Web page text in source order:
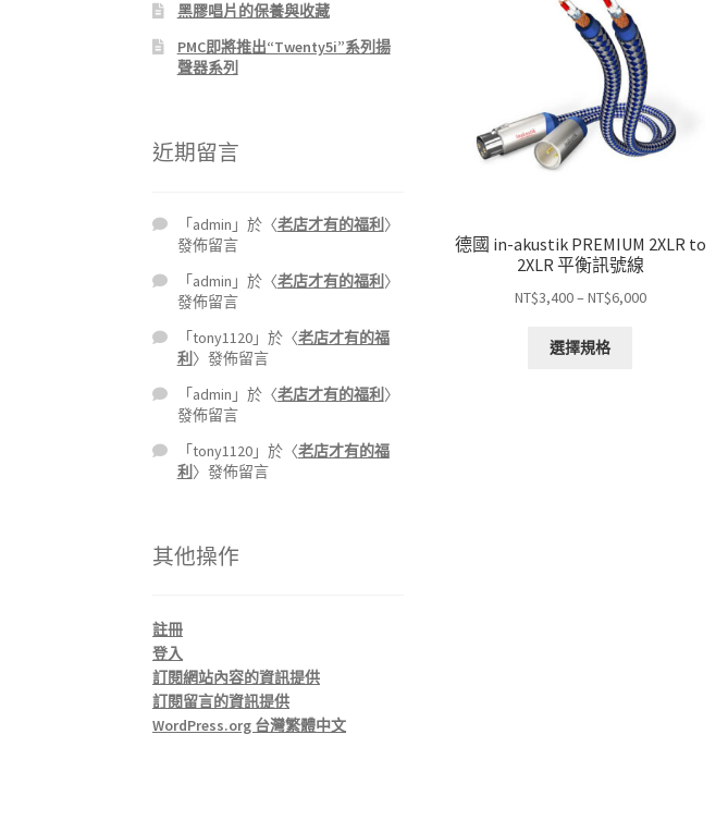
德國 in-akustik PREMIUM 2XLR to
2XLR 平衡訊號線
NT$3,400– NT$6,000價
選擇規格
黑膠唱片的保養與收藏
PMC即將推出“Twenty5i”系列揚
聲器系列
近期留言
「admin 」於〈老店才有的福利 〉
發佈留言
「admin 」於〈老店才有的福利 〉
發佈留言
「tony1120」於〈老店才有的福
利 〉發佈留言
「admin 」於〈老店才有的福利 〉
發佈留言
「tony1120」於〈老店才有的福
利 〉發佈留言
其他操作
註冊
登入
訂閱網站內容的資訊提供
訂閱留言的資訊提供
WordPress.org 台灣繁體中文